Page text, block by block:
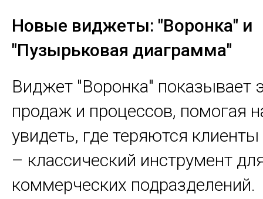
Новые виджеты: "Воронка" и
"Пузырьковая диаграмма"
Виджет "Воронка" показывает
продаж и процессов, помогая
увидеть, где теряются
– классический инструмент
коммерческих подразделений.